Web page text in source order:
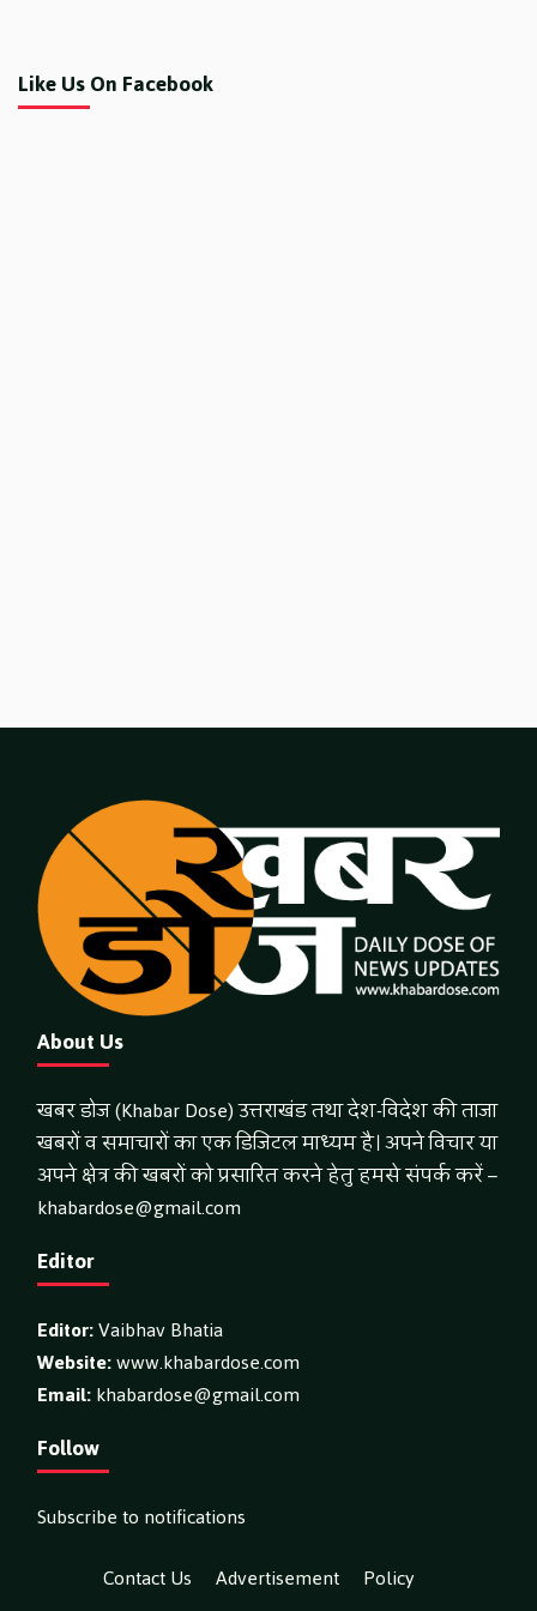
Like Us On Facebook
About Us
खबर डोज (Khabar Dose) उत्तराखंड तथा देश-विदेश की ताजा
खबरों व समाचारों का एक डिजिटल माध्यम है। अपने विचार या
अपने क्षेत्र की खबरों को प्रसारित करने हेतु हमसे संपर्क करें –
khabardose@gmail.com
Editor
Editor:Vaibhav Bhatia
Website:www.khabardose.com
Email:khabardose@gmail.com
Follow
Subscribe to notifications
Contact Us
Advertisement Policy